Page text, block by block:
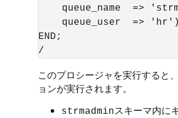
queue_name  =>
queue_user  =>
END;
このプロシージャを実行すると
ョンが実行されます。
strmadminスキーマ内に